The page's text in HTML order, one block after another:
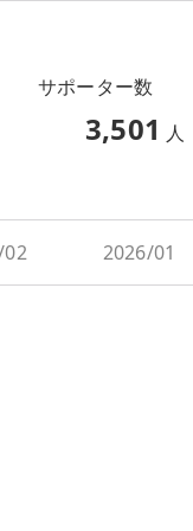
サポーター数
3,501 人
02 2026/01